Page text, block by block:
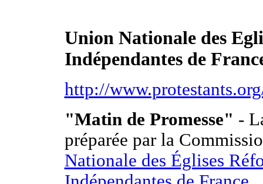
Union Nationale des
Indépendantes de
http://
"Matin de Promesse" -
préparée par la
Nationale des Églises